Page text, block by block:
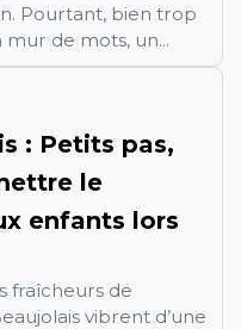
Pourtant, bien trop
de mots, un...
: Petits pas,
le
enfants lors
fraîcheurs de
vibrent d’une